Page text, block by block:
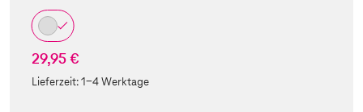
29,95 €
Lieferzeit:1-4 Werktage